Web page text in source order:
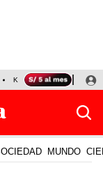
KENJI FUJIMORI
MUNDO